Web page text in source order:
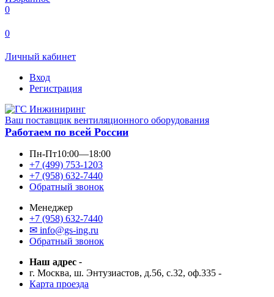
0
0
Личный кабинет
Вход
Регистрация
Ваш поставщик вентиляционного оборудования
Работаем по всей России
Пн-Пт10:00—18:00
+7 (499) 753-1203
+7 (958) 632-7440
Обратный звонок
Менеджер
+7 (958) 632-7440
✉ info@gs-ing.ru
Обратный звонок
Наш адрес -
г. Москва, ш. Энтузиастов, д.56, с.32, оф.335 -
Карта проезда